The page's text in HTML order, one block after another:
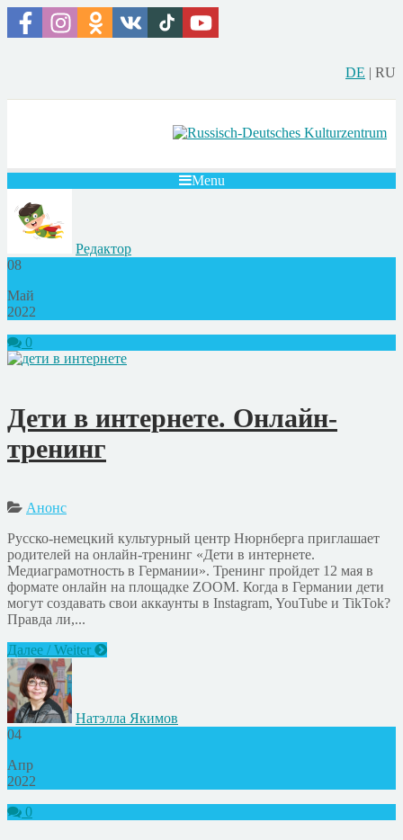
DE | RU
Menu
Редактор
08
Май
2022
0
Дети в интернете. Онлайн-
тренинг
Анонс
Русско-немецкий культурный центр Нюрнберга приглашает
родителей на онлайн-тренинг «Дети в интернете.
Медиаграмотность в Германии». Тренинг пройдет 12 мая в
формате онлайн на площадке ZOOM. Когда в Германии дети
могут создавать свои аккаунты в Instagram, YouTube и TikTok?
Правда ли,...
Далее / Weiter
Натэлла Якимов
04
Апр
2022
0